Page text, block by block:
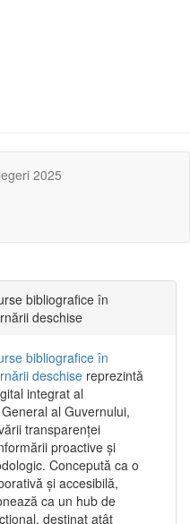
2025
bibliografice în
deschise
bibliografice în
deschise reprezintă
integrat al
al Guvernului,
transparenței
proactive și
Concepută ca o
și accesibilă,
ca un hub de
destinat atât